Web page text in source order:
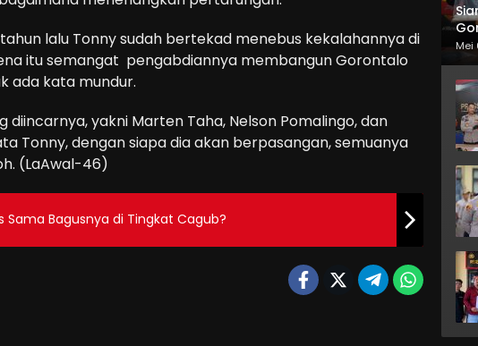
lalu Tonny sudah bertekad menebus kekalahannya di
itu semangat pengabdiannya membangun Gorontalo
ada kata mundur.
yakni Marten Taha, Nelson Pomalingo, dan
Tonny, dengan siapa dia akan berpasangan, semuanya
(LaAwal-46)
Sama Bagusnya di Tingkat Cagub?
Mei